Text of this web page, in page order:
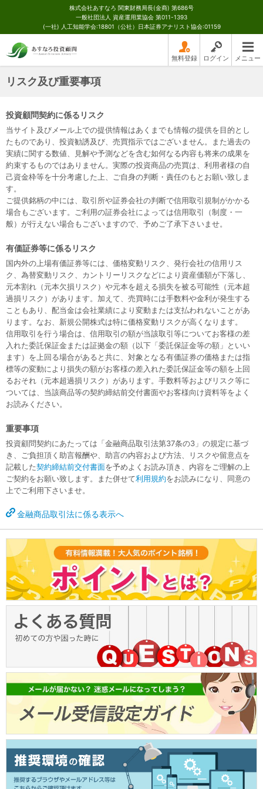
株式会社あすなろ 関東財務局長(金商) 第686号
一般社団法人 資産運用業協会 第011-1393
(一社) 人工知能学会:18801（公社）日本証券アナリスト協会:01159
無料登録 ログイン メニュー
リスク及び重要事項
投資顧問契約に係るリスク
当サイト及びメール上での提供情報はあくまでも情報の提供を目的とし
たものであり、投資勧誘及び、売買指示ではございません。また過去の
実績に関する数値、見解や予測などを含む如何なる内容も将来の成果を
約束するものではありません。実際の投資商品の売買は、利用者様の自
己資金枠等を十分考慮した上、ご自身の判断・責任のもとお願い致しま
す。
ご提供銘柄の中には、取引所や証券会社の判断で信用取引規制がかかる
場合もございます。ご利用の証券会社によっては信用取引（制度・一
般）が行えない場合もございますので、予めご了承下さいませ。
有価証券等に係るリスク
国内外の上場有価証券等には、価格変動リスク、発行会社の信用リス
ク、為替変動リスク、カントリーリスクなどにより資産価額が下落し、
元本割れ（元本欠損リスク）や元本を超える損失を被る可能性（元本超
過損リスク）があります。加えて、売買時には手数料や金利が発生する
こともあり、配当金は会社業績により変動または支払われないことがあ
ります。なお、新規公開株式は特に価格変動リスクが高くなります。
信用取引を行う場合は、信用取引の額が当該取引等についてお客様の差
入れた委託保証金または証拠金の額（以下「委託保証金等の額」といい
ます）を上回る場合があると共に、対象となる有価証券の価格または指
標等の変動により損失の額がお客様の差入れた委託保証金等の額を上回
るおそれ（元本超過損リスク）があります。手数料等およびリスク等に
ついては、当該商品等の契約締結前交付書面やお客様向け資料等をよく
お読みください。
重要事項
投資顧問契約にあたっては「金融商品取引法第37条の3」の規定に基づ
き、ご負担頂く助言報酬や、助言の内容および方法、リスクや留意点を
記載した契約締結前交付書面を予めよくお読み頂き、内容をご理解の上
ご契約をお願い致します。また併せて利用規約をお読みになり、同意の
上でご利用下さいませ。
金融商品取引法に係る表示へ